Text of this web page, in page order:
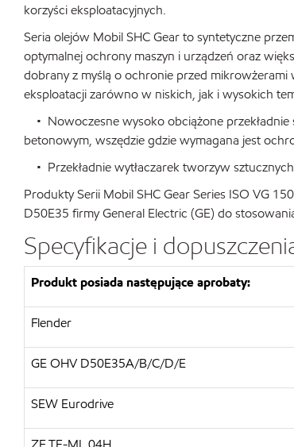
korzyści eksploatacyjnych.
Seria olejów Mobil SHC Gear to syntetyczne
optymalnej ochrony maszyn i urządzeń oraz
dobrany z myślą o ochronie przed
eksploatacji zarówno w niskich, jak i wysokich
• Nowoczesne wysoko obciążone
betonowym, wszędzie gdzie wymagana jest
• Przekładnie wytłaczarek tworzyw sztucznych
Produkty Serii Mobil SHC Gear Series ISO VG
D50E35 firmy General Electric (GE) do
Specyfikacje i
Produkt posiada następujące aprobaty:
Flender
GE OHV D50E35A/B/C/D/E
SEW Eurodrive